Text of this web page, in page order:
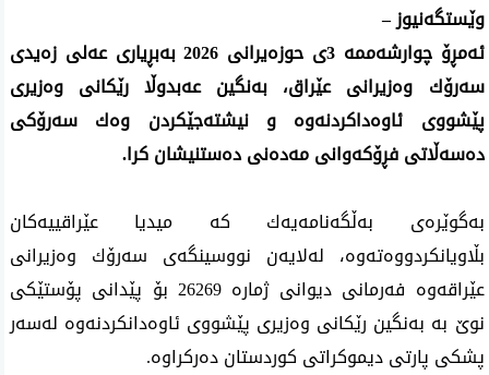
وێستگه‌نیوز –
ئه‌مڕۆ چوارشه‌ممه‌ 3ی حوزه‌یرانی 2026 به‌بڕیاری‌ عه‌لی زه‌یدی
سه‌رۆك وه‌زیرانی عێراق، به‌نگین عه‌بدوڵا رێكانی وه‌زیری
پێشووی ئاوه‌داكردنه‌وه‌ و نیشته‌جێكردن وه‌ك سه‌رۆكی
ده‌سه‌ڵاتی فڕۆكه‌وانی مه‌ده‌نی ده‌ستنیشان كرا.
به‌گوێره‌ی‌ به‌ڵگه‌نامه‌یه‌ك كه‌ میدیا عێراقییه‌كان
بڵاویانكردووه‌ته‌وه‌، له‌لایه‌ن نووسینگه‌ی‌ سه‌رۆك وه‌زیرانی‌
عێراقه‌وه‌ فه‌رمانی‌ دیوانی‌ ژماره‌ 26269 بۆ پێدانی پۆستێكی‌
نوێ به‌ به‌نگین رێكانی‌ وه‌زیری‌ پێشووی‌ ئاوه‌دانكردنه‌وه‌ له‌سه‌ر
پشكی‌ پارتی‌ دیموكراتی‌ كوردستان ده‌ركراوه‌.